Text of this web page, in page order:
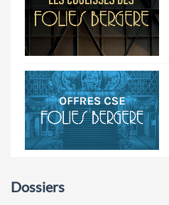
Dossiers